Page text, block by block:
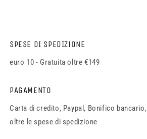
SPESE DI SPEDIZIONE
euro 10 - Gratuita oltre €149
PAGAMENTO
Carta di credito, Paypal, Bonifico
oltre le spese di spedizione